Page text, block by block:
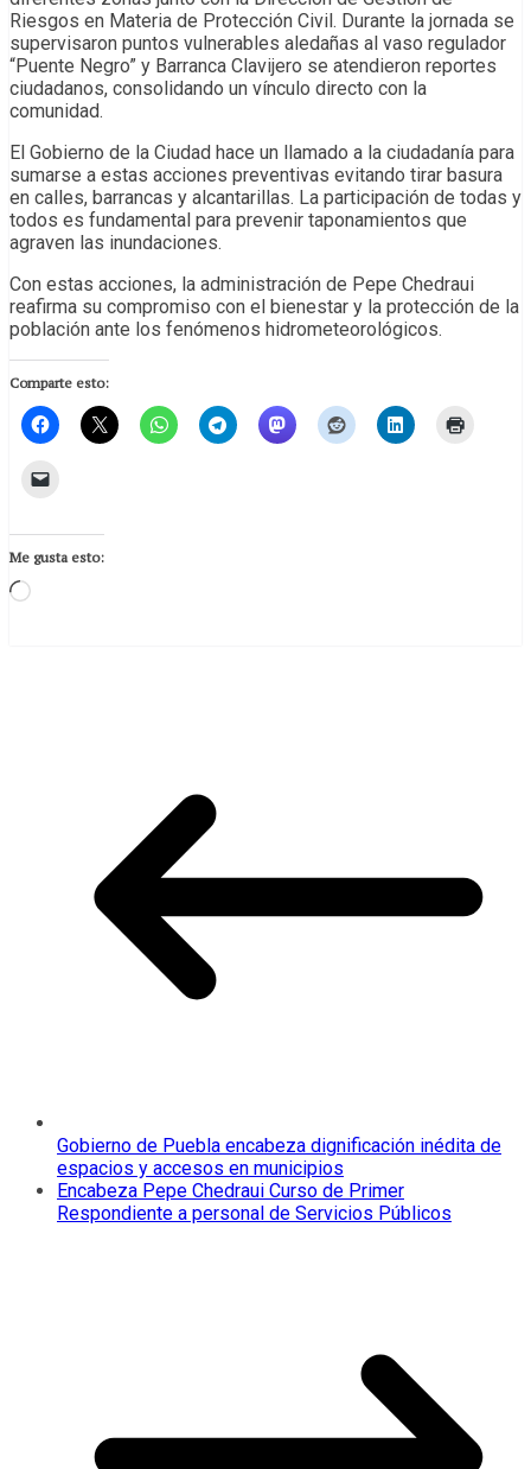
Riesgos en Materia de Protección Civil. Durante la jornada se
supervisaron puntos vulnerables aledañas al vaso regulador
“Puente Negro” y Barranca Clavijero se atendieron reportes
ciudadanos, consolidando un vínculo directo con la
comunidad.
El Gobierno de la Ciudad hace un llamado a la ciudadanía para
sumarse a estas acciones preventivas evitando tirar basura
en calles, barrancas y alcantarillas. La participación de todas y
todos es fundamental para prevenir taponamientos que
agraven las inundaciones.
Con estas acciones, la administración de Pepe Chedraui
reafirma su compromiso con el bienestar y la protección de la
población ante los fenómenos hidrometeorológicos.
Comparte esto:
Me gusta esto:
Loading…
Gobierno de Puebla encabeza dignificación inédita de
espacios y accesos en municipios
Encabeza Pepe Chedraui Curso de Primer
Respondiente a personal de Servicios Públicos